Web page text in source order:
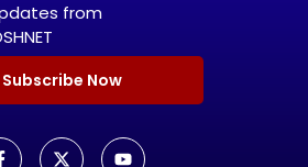
from
Subscribe Now